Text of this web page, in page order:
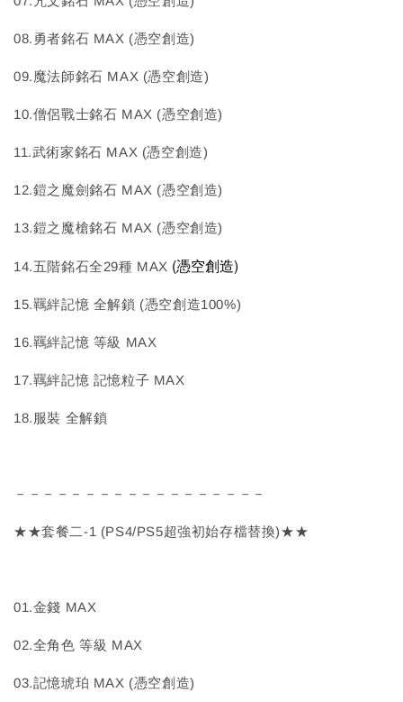
08.勇者銘石 MAX (憑空創造)
09.魔法師銘石 MAX (憑空創造)
10.僧侶戰士銘石 MAX (憑空創造)
11.武術家銘石 MAX (憑空創造)
12.鎧之魔劍銘石 MAX (憑空創造)
13.鎧之魔槍銘石 MAX (憑空創造)
14.五階銘石全29種 MAX (憑空創造)
15.羈絆記憶 全解鎖 (憑空創造100%)
16.羈絆記憶 等級 MAX
17.羈絆記憶 記憶粒子 MAX
18.服裝 全解鎖
－－－－－－－－－－－－－－－－－－
★★套餐二-1 (PS4/PS5超強初始存檔替換)★★
01.金錢 MAX
02.全角色 等級 MAX
03.記憶琥珀 MAX (憑空創造)